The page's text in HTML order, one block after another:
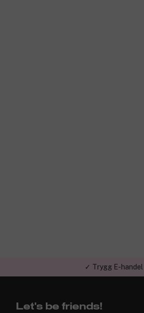
✓ Trygg E-handel
Let's be friends!